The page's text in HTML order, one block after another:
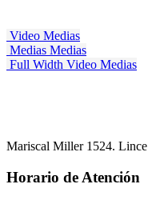
Video Medias
Medias Medias
Full Width Video Medias
Mariscal Miller 1524. Lince
Horario de Atención